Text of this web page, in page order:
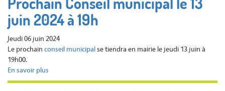
municipal
le
2
juillet
2024
juin 2024 à 19h
Jeudi 06 juin 2024
Le prochain conseil municipalse tiendra en mairie le jeudi 13 juin à
19h00.
En savoir plus
Prochain